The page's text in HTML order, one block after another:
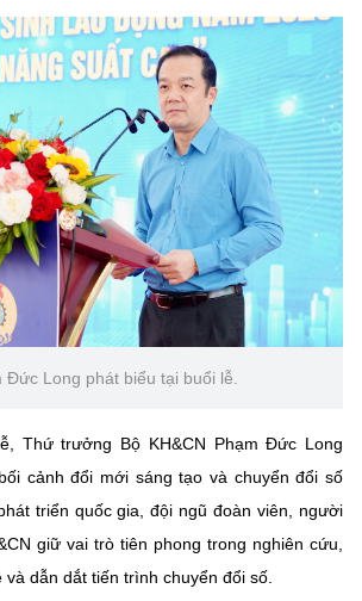
lường, chất lượng
tử
thông
lường, chất lượng
tử
SCIENCE AND TECHNOLOGY
Long phát biểu tại buổi lễ.
Thứ trưởng Bộ KH&CN Phạm Đức Long
cảnh đổi mới sáng tạo và chuyển đổi số
triển quốc gia, đội ngũ đoàn viên, người
giữ vai trò tiên phong trong nghiên cứu,
và dẫn dắt tiến trình chuyển đổi số.